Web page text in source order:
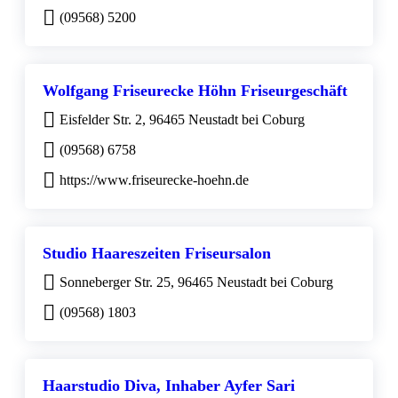
(09568) 5200
Wolfgang Friseurecke Höhn Friseurgeschäft
Eisfelder Str. 2, 96465 Neustadt bei Coburg
(09568) 6758
https://www.friseurecke-hoehn.de
Studio Haareszeiten Friseursalon
Sonneberger Str. 25, 96465 Neustadt bei Coburg
(09568) 1803
Haarstudio Diva, Inhaber Ayfer Sari